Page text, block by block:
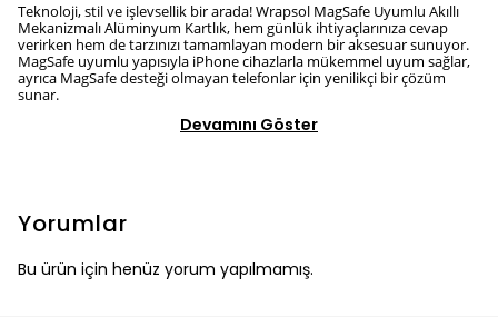
Teknoloji, stil ve işlevsellik bir arada! Wrapsol MagSafe Uyumlu Akıllı
Mekanizmalı Alüminyum Kartlık, hem günlük ihtiyaçlarınıza cevap
verirken hem de tarzınızı tamamlayan modern bir aksesuar sunuyor.
MagSafe uyumlu yapısıyla iPhone cihazlarla mükemmel uyum sağlar,
ayrıca MagSafe desteği olmayan telefonlar için yenilikçi bir çözüm
sunar.
Devamını Göster
Yorumlar
Bu ürün için henüz yorum yapılmamış.